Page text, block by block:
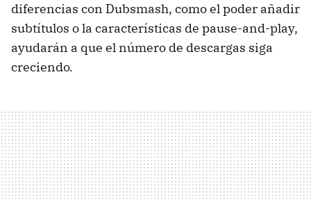
diferencias con Dubsmash, como el poder añadir
subtítulos o la características de pause-and-play,
ayudarán a que el número de descargas siga
creciendo.